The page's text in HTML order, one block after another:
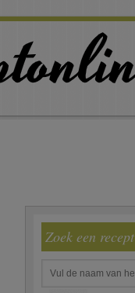
Zoek een recept